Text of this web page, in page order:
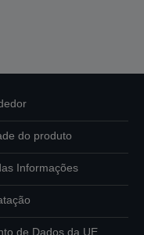
do produto
Informações
de Dados da UE